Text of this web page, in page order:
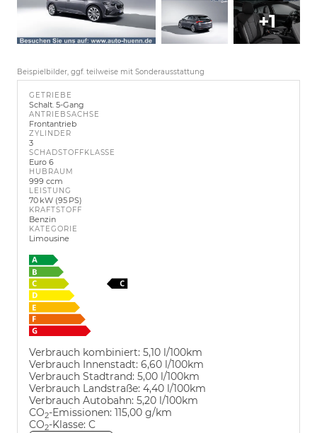
+1
Beispielbilder, ggf. teilweise mit Sonderausstattung
GETRIEBE
Schalt. 5-Gang
ANTRIEBSACHSE
Frontantrieb
ZYLINDER
3
SCHADSTOFFKLASSE
Euro 6
HUBRAUM
999 ccm
LEISTUNG
70 kW (95 PS)
KRAFTSTOFF
Benzin
KATEGORIE
Limousine
Verbrauch kombiniert: 5,10 l/100km
Verbrauch Innenstadt: 6,60 l/100km
Verbrauch Stadtrand: 5,00 l/100km
Verbrauch Landstraße: 4,40 l/100km
Verbrauch Autobahn: 5,20 l/100km
CO2-Emissionen: 115,00 g/km
CO2-Klasse: C